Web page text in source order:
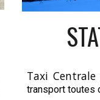
Taxi
transport toutes